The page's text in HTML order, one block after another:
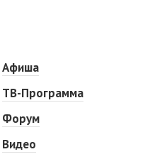
Афиша
ТВ-Программа
Форум
Видео